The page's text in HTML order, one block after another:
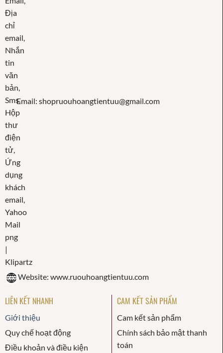
Email: shopruouhoangtientuu@gmail.com
Website: www.ruouhoangtientuu.com
LIÊN KẾT NHANH
Giới thiệu
Quy chế hoạt động
Điều khoản và điều kiện
CAM KẾT SẢN PHẨM
Cam kết sản phẩm
Chính sách bảo mật thanh
toán